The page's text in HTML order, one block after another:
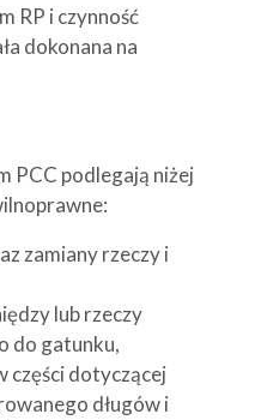
RP i czynność
dokonana na
PCC podlegają niżej
zamiany rzeczy i
lub rzeczy
do gatunku,
części dotyczącej
długów i